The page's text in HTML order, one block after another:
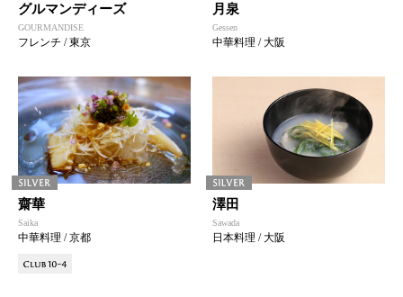
グルマンディーズ
GOURMANDISE
フレンチ / 東京
月泉
Gessen
中華料理 / 大阪
齋華
Saika
中華料理 / 京都
澤田
Sawada
日本料理 / 大阪